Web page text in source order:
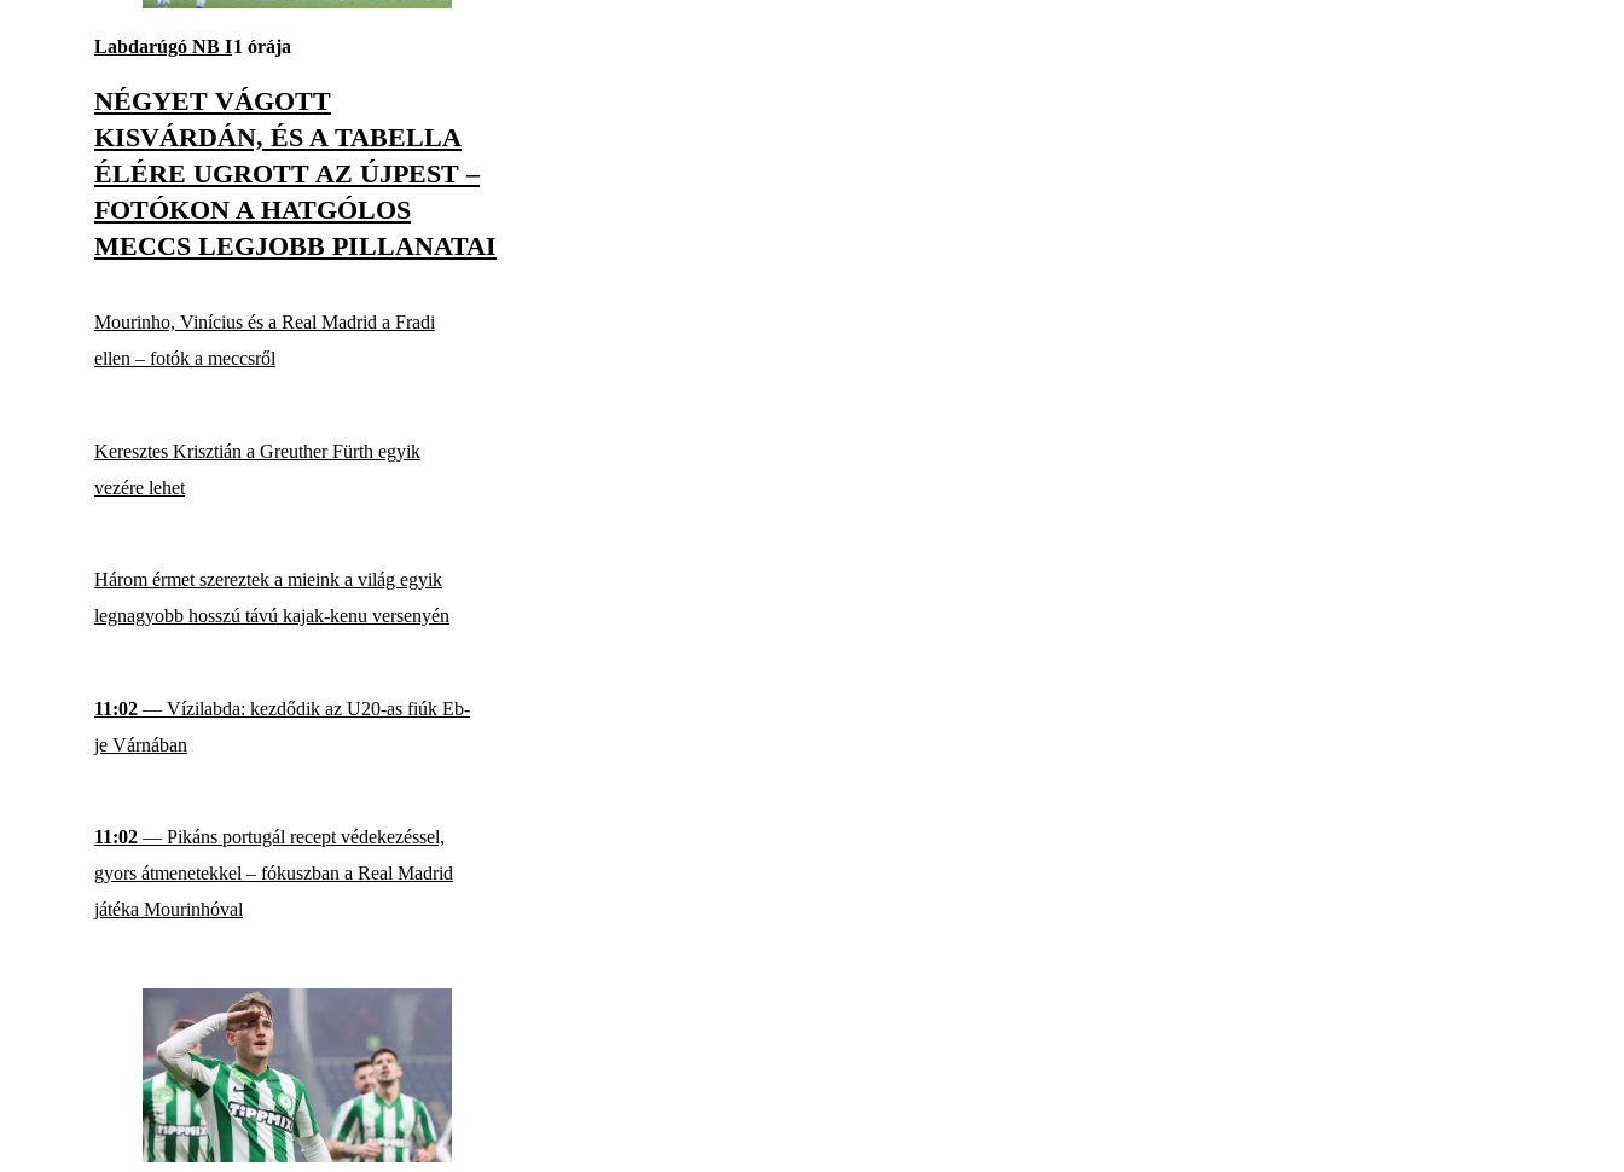
Labdarúgó NB I1 órája
NÉGYET VÁGOTT
KISVÁRDÁN, ÉS A TABELLA
ÉLÉRE UGROTT AZ ÚJPEST –
FOTÓKON A HATGÓLOS
MECCS LEGJOBB PILLANATAI
Mourinho, Vinícius és a Real Madrid a Fradi
ellen – fotók a meccsről
Keresztes Krisztián a Greuther Fürth egyik
vezére lehet
Három érmet szereztek a mieink a világ egyik
legnagyobb hosszú távú kajak-kenu versenyén
11:02 — Vízilabda: kezdődik az U20-as fiúk Eb-
je Várnában
11:02 — Pikáns portugál recept védekezéssel,
gyors átmenetekkel – fókuszban a Real Madrid
játéka Mourinhóval